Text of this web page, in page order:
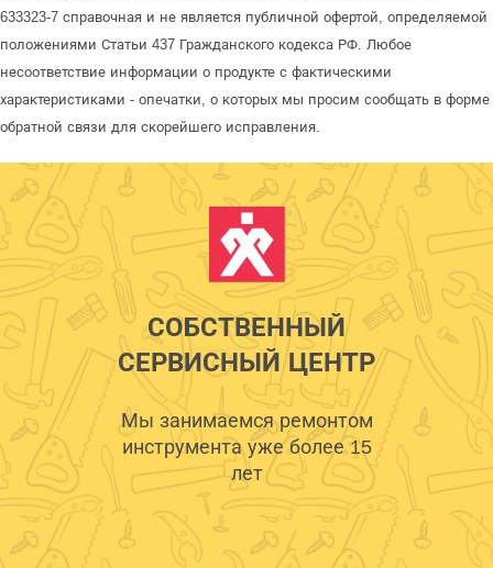
633323-7 справочная и не является публичной офертой, определяемой
положениями Статьи 437 Гражданского кодекса РФ. Любое
несоответствие информации о продукте с фактическими
характеристиками - опечатки, о которых мы просим сообщать в форме
обратной связи для скорейшего исправления.
СОБСТВЕННЫЙ
СЕРВИСНЫЙ ЦЕНТР
Мы занимаемся ремонтом
инструмента уже более 15
лет